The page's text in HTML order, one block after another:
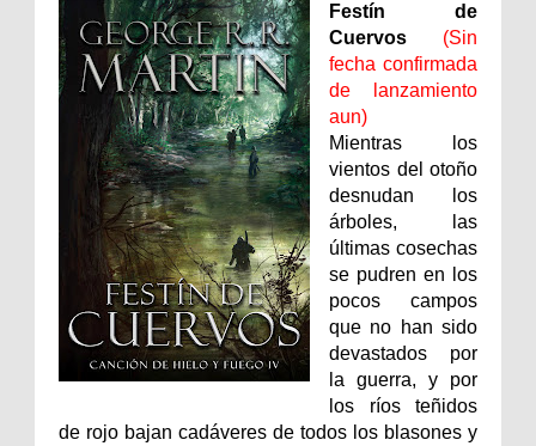
Festín de
Cuervos (Sin
fecha confirmada
de lanzamiento
aun)
Mientras los
vientos del otoño
desnudan los
árboles, las
últimas cosechas
se pudren en los
pocos campos
que no han sido
devastados por
la guerra, y por
los ríos teñidos
de rojo bajan cadáveres de todos los blasones y